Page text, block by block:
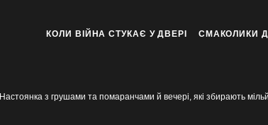
КОЛИ ВІЙНА СТУКАЄ У ДВЕРІ СМАКОЛИКИ
Настоянка з грушами та помаранчами й вечері, які збирають